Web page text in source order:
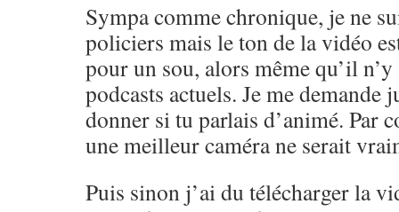
Sympa comme chronique, je ne
policiers mais le ton de la vidéo
pour un sou, alors même qu’il
podcasts actuels. Je me demande
donner si tu parlais d’animé. Par
une meilleur caméra ne serait
Puis sinon j’ai du télécharger la